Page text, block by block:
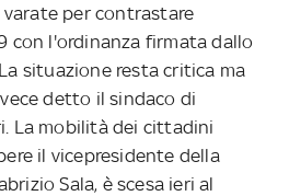
per contrastare
con l'ordinanza firmata dallo
situazione resta critica ma
detto il sindaco di
La mobilità dei cittadini
il vicepresidente della
Sala, è scesa ieri al